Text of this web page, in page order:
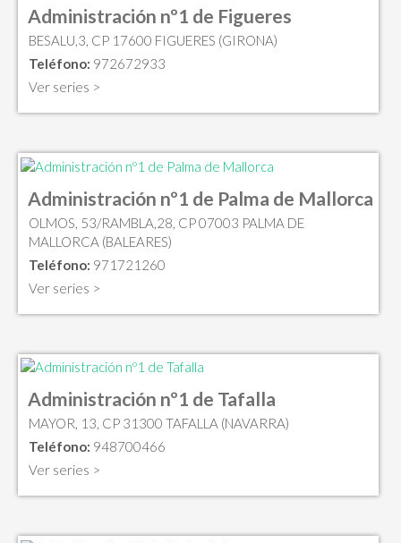
Administración nº1 de Figueres
BESALU,3, CP 17600 FIGUERES (GIRONA)
Teléfono: 972672933
Ver series >
Administración nº1 de Palma de Mallorca
OLMOS, 53/RAMBLA,28, CP 07003 PALMA DE
MALLORCA (BALEARES)
Teléfono: 971721260
Ver series >
Administración nº1 de Tafalla
MAYOR, 13, CP 31300 TAFALLA (NAVARRA)
Teléfono: 948700466
Ver series >